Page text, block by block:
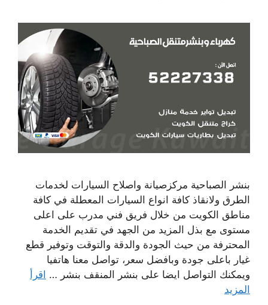
بنشر الصباحية مركزصيانة واصلاح السيارات لخدمات
الطرق ولانقاذ كافة انواع السيارات المعطلة في كافة
مناطق الكويت من خلال فريق فني مدرب على اعلى
مستوى مع بذل المزيد من الجهد في تقديم الخدمة
المحترفة من حيث الجودة والدقة والتوقت وتوفير قطع
غيار باعلى جودة وبافضل سعر، تواصل معنا هاتفيا
ويمكنك التواصل ايضا على بنشر المنقف بنشر … اقرأ
المزيد